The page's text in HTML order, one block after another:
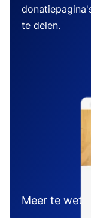
te delen.
Meer te